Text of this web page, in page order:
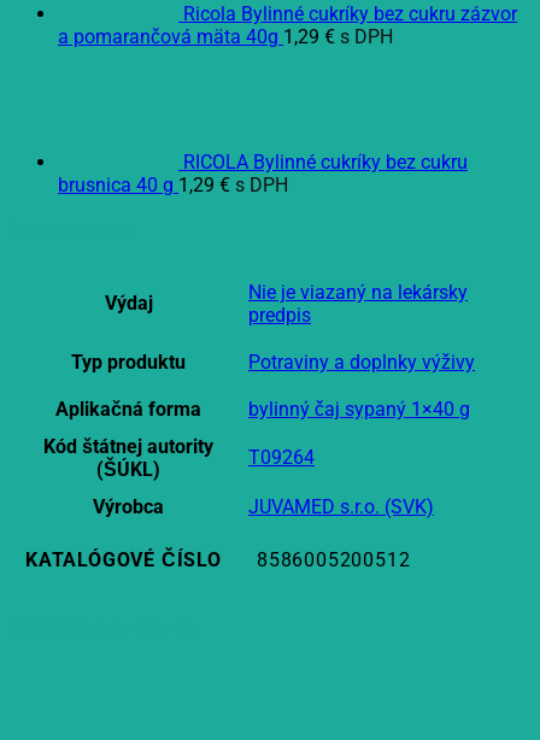
Ricola Bylinné cukríky bez cukru zázvor
a pomarančová mäta 40g 1,29 € s DPH
RICOLA Bylinné cukríky bez cukru
brusnica 40 g 1,29 € s DPH
Výdaj
Nie je viazaný na lekársky
predpis
Typ produktu Potraviny a doplnky výživy
Aplikačná forma
bylinný čaj sypaný 1×40 g
Kód štátnej autority
(ŠÚKL)
T09264
Výrobca JUVAMED s.r.o. (SVK)
KATALÓGOVÉ ČÍSLO 8586005200512